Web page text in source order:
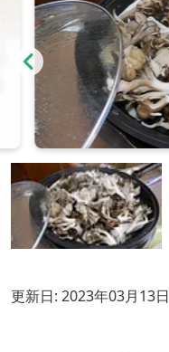
更新日: 2023年03月13日